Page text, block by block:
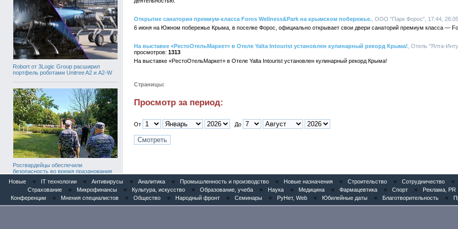
Robort от 3Logic Group расширил
портфель роботами Unitree A2 и A2-W
Росгвардейцы обеспечили
безопасность во время празднования
Открытие санатория премиум-класса Foros Wellness&Park на крымском побережье. , ООО "Парк Форос", 17:44,
6 июня на Южном побережье Крыма, в поселке Форос, официально открывает свои двери санаторий премиум класса —
На выставке «РестоОтельМаркет» в Отеле Yalta Intourist установлен кулинарный рекорд Крыма! , Отель "Ялта-
1313
На выставке «РестоОтельМаркет» в Отеле Yalta Intourist установлен кулинарный рекорд Крыма!
Страницы:
Просмотр за период:
От До
Новые « IT технологии « Антивирусы « Аналитика « Промышленность и производство « Новые назначения « Строительство « Сотрудничество «
Страхование
« Микрофинансы « Культура, искусство « Образование, учеба « Наука « Медицина « Фармацевтика « Спорт « Реклама, PR
Конференции
« Мнения специалистов « Общество « Народный фронт « Семинары « РуНет, Web « Юбилейные даты « Благотворительность «